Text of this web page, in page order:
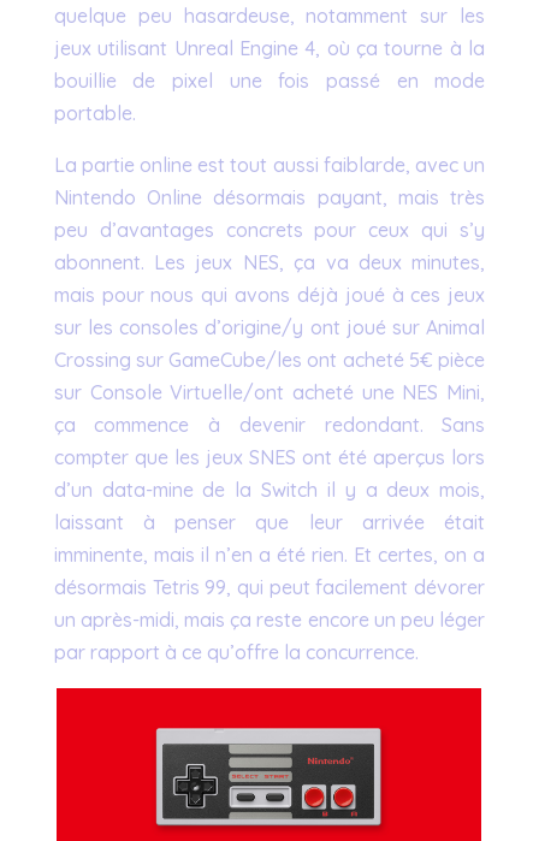
quelque peu hasardeuse, notamment sur les
jeux utilisant Unreal Engine 4, où ça tourne à la
bouillie de pixel une fois passé en mode
portable.
La partie online est tout aussi faiblarde, avec un
Nintendo Online désormais payant, mais très
peu d’avantages concrets pour ceux qui s’y
abonnent. Les jeux NES, ça va deux minutes,
mais pour nous qui avons déjà joué à ces jeux
sur les consoles d’origine/y ont joué sur Animal
Crossing sur GameCube/les ont acheté 5€ pièce
sur Console Virtuelle/ont acheté une NES Mini,
ça commence à devenir redondant. Sans
compter que les jeux SNES ont été aperçus lors
d’un data-mine de la Switch il y a deux mois,
laissant à penser que leur arrivée était
imminente, mais il n’en a été rien. Et certes, on a
désormais Tetris 99, qui peut facilement dévorer
un après-midi, mais ça reste encore un peu léger
par rapport à ce qu’offre la concurrence.